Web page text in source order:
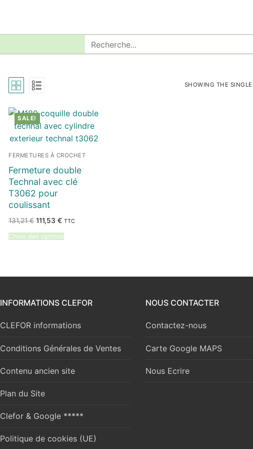
Rechercher
:
SHOWING THE SINGLE
SALE!
FERMETURES À CROCHET
Fermeture double
Technal avec clé
T3062 pour
coulissant
131,21€ Le
prix
initial
était :
111,53 €Le
actuel
est :
TTC
Choix des options
INFORMATIONS CLEFOR
CLEFOR informations
Conditions Générales de Ventes
Contenu ancien site
Plan du Site
Clefor & Google *****
Politique de cookies (UE)
NOUS CONTACTER
Contactez-nous
Carte Google MAPS
Nous Ecrire